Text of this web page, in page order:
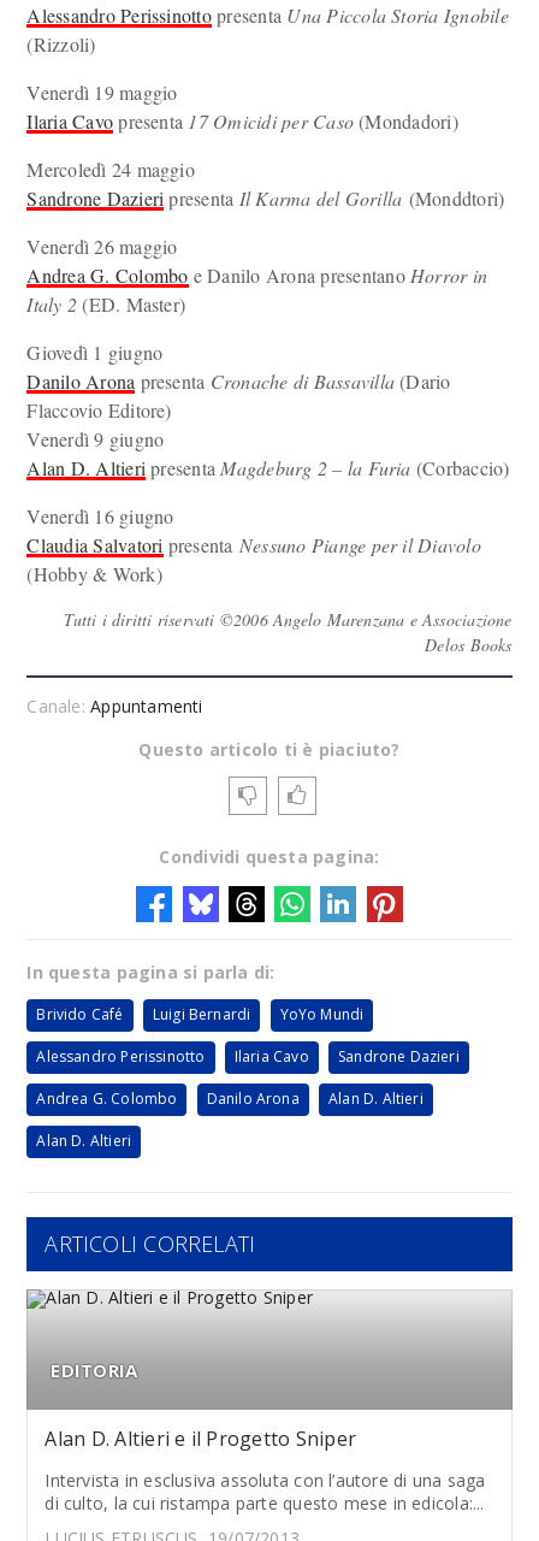
Alessandro Perissinottopresenta Una Piccola Storia Ignobile
(Rizzoli)
Venerdì 19 maggio
Ilaria Cavopresenta 17 Omicidi per Caso(Mondadori)
Mercoledì 24 maggio
Sandrone Dazieri presenta Il Karma del Gorilla (Monddtori)
Venerdì 26 maggio
Andrea G. Colombo e Danilo Arona presentano Horror in
Italy 2(ED. Master)
Giovedì 1 giugno
Danilo Arona presenta Cronache di Bassavilla(Dario
Flaccovio Editore)
Venerdì 9 giugno
Alan D. Altieri presenta Magdeburg 2 – la Furia (Corbaccio)
Venerdì 16 giugno
Claudia Salvatori presenta Nessuno Piange per il Diavolo
(Hobby & Work)
Tutti i diritti riservati ©2006 Angelo Marenzana e Associazione
Delos Books
Canale:Appuntamenti
Questo articolo ti è piaciuto?
Condividi questa pagina:
In questa pagina si parla di:
Brivido Café Luigi Bernardi YoYo Mundi
Alessandro Perissinotto Ilaria Cavo Sandrone Dazieri
Andrea G. Colombo Danilo Arona Alan D. Altieri
Alan D. Altieri
ARTICOLI CORRELATI
EDITORIA
Alan D. Altieri e il Progetto Sniper
Intervista in esclusiva assoluta con l’autore di una saga
di culto, la cui ristampa parte questo mese in edicola:...